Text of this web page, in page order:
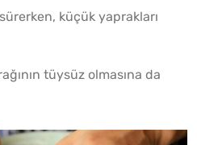
küçük yaprakları
tüysüz olmasına da